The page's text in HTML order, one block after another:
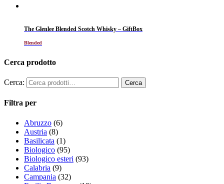
The Glenlee Blended Scotch Whisky – GiftBox
Blended
Cerca prodotto
Cerca:
Filtra per
Abruzzo (6)
Austria (8)
Basilicata (1)
Biologico (95)
Biologico esteri (93)
Calabria (9)
Campania (32)